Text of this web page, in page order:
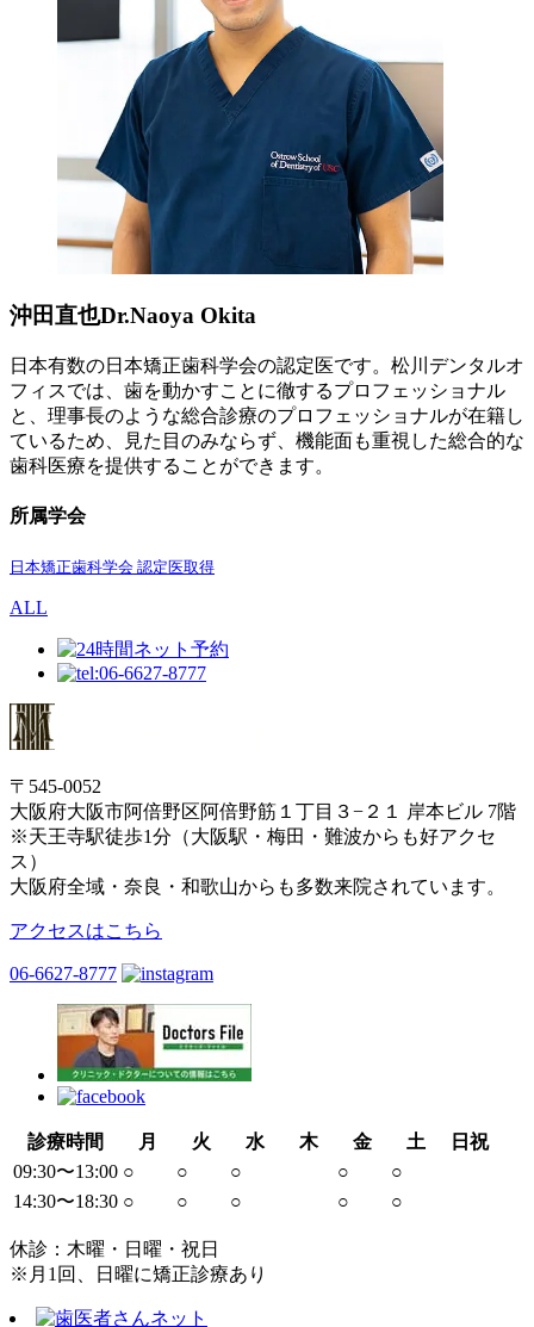
沖田直也Dr.Naoya Okita
日本有数の日本矯正歯科学会の認定医です。松川デンタルオ
フィスでは、歯を動かすことに徹するプロフェッショナル
と、理事長のような総合診療のプロフェッショナルが在籍し
ているため、見た目のみならず、機能面も重視した総合的な
歯科医療を提供することができます。
所属学会
日本矯正歯科学会 認定医取得
ALL
〒545-0052
大阪府大阪市阿倍野区阿倍野筋１丁目３−２１ 岸本ビル 7階
※天王寺駅徒歩1分（大阪駅・梅田・難波からも好アクセ
ス）
大阪府全域・奈良・和歌山からも多数来院されています。
アクセスはこちら
06-6627-8777
診療時間 月 火 水 木 金 土
日祝
09:30〜13:00 ○ ○ ○ ○
○
14:30〜18:30 ○ ○ ○ ○ ○
休診：木曜・日曜・祝日
※月1回、日曜に矯正診療あり